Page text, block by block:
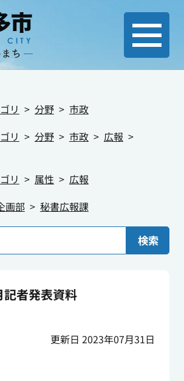
リ 分野
市政
リ 分野 市政
広報
リ 属性
広報
画部 秘書広報課
検索
者発表資料
更新日 2023年07月31日